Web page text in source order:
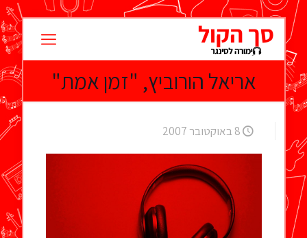
אריאל הורוביץ, "זמן אמת"
8 באוקטובר 2007